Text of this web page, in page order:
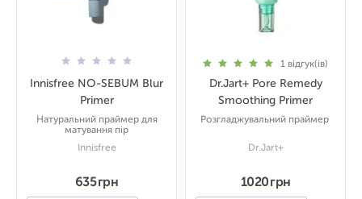
Innisfree NO-SEBUM Blur
Primer
Натуральний праймер для
матування пір
Innisfree
635 грн
1 відгук(ів)
Dr.Jart+ Pore Remedy
Smoothing Primer
Розгладжувальний праймер
Dr.Jart+
1020 грн